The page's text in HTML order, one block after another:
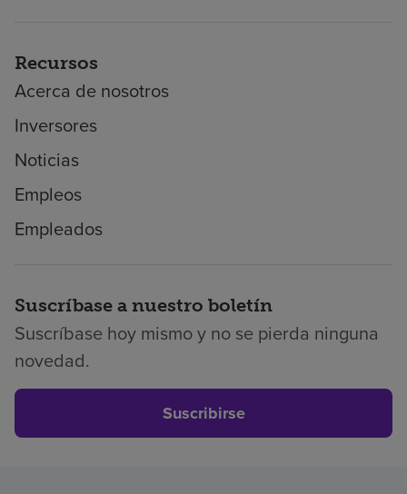
Recursos
Acerca de nosotros
Inversores
Noticias
Empleos
Empleados
Suscríbase a nuestro boletín
Suscríbase hoy mismo y no se pierda ninguna
novedad.
Suscribirse